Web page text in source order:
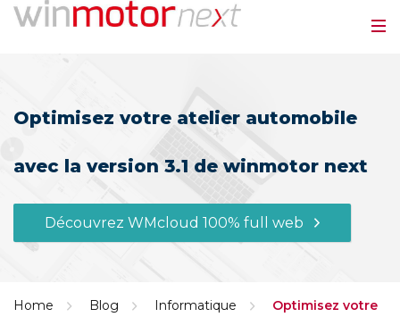
Optimisez votre atelier automobile
avec la version 3.1 de winmotor next
Découvrez WMcloud 100% full web
Home Blog Informatique
Optimisez votre